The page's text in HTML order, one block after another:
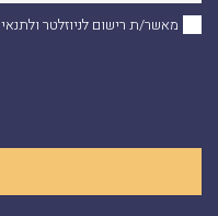
מאשר/ת רישום לניוזלטר ולתנאי